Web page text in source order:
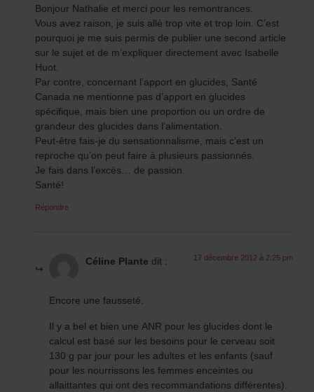
Bonjour Nathalie et merci pour les remontrances.
Vous avez raison, je suis allé trop vite et trop loin. C’est
pourquoi je me suis permis de publier une second article
sur le sujet et de m’expliquer directement avec Isabelle
Huot.
Par contre, concernant l’apport en glucides, Santé
Canada ne mentionne pas d’apport en glucides
spécifique, mais bien une proportion ou un ordre de
grandeur des glucides dans l’alimentation.
Peut-être fais-je du sensationnalisme, mais c’est un
reproche qu’on peut faire à plusieurs passionnés.
Je fais dans l’excès… de passion.
Santé!
Répondre
Céline Plante dit : 17 décembre 2012 à 2:25 pm
Encore une fausseté.
Il y a bel et bien une ANR pour les glucides dont le
calcul est basé sur les besoins pour le cerveau soit
130 g par jour pour les adultes et les enfants (sauf
pour les nourrissons les femmes enceintes ou
allaittantes qui ont des recommandations différentes).